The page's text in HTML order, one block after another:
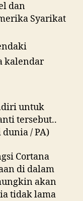
dan
Syarikat
kalendar
untuk
tersebut..
/ PA)
Cortana
di dalam
akan
tidak lama